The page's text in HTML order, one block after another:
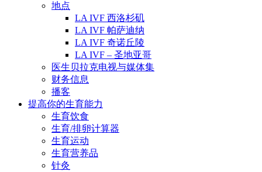
地点
LA IVF 西洛杉矶
LA IVF 帕萨迪纳
LA IVF 奇诺丘陵
LA IVF – 圣地亚哥
医生贝拉克电视与媒体集
财务信息
播客
提高你的生育能力
生育饮食
生育/排卵计算器
生育运动
生育营养品
针灸